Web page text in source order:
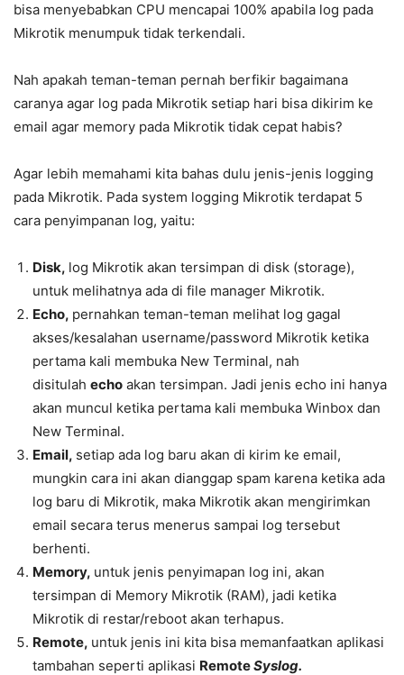
bisa menyebabkan CPU mencapai 100% apabila log pada
Mikrotik menumpuk tidak terkendali.
Nah apakah teman-teman pernah berfikir bagaimana
caranya agar log pada Mikrotik setiap hari bisa dikirim ke
email agar memory pada Mikrotik tidak cepat habis?
Agar lebih memahami kita bahas dulu jenis-jenis logging
pada Mikrotik. Pada system logging Mikrotik terdapat 5
cara penyimpanan log, yaitu:
Disk, log Mikrotik akan tersimpan di disk (storage),
untuk melihatnya ada di file manager Mikrotik.
Echo, pernahkan teman-teman melihat log gagal
akses/kesalahan username/password Mikrotik ketika
pertama kali membuka New Terminal, nah
disitulah echo akan tersimpan. Jadi jenis echo ini hanya
akan muncul ketika pertama kali membuka Winbox dan
New Terminal.
Email, setiap ada log baru akan di kirim ke email,
mungkin cara ini akan dianggap spam karena ketika ada
log baru di Mikrotik, maka Mikrotik akan mengirimkan
email secara terus menerus sampai log tersebut
berhenti.
Memory, untuk jenis penyimapan log ini, akan
tersimpan di Memory Mikrotik (RAM), jadi ketika
Mikrotik di restar/reboot akan terhapus.
Remote, untuk jenis ini kita bisa memanfaatkan aplikasi
tambahan seperti aplikasi RemoteSyslog.